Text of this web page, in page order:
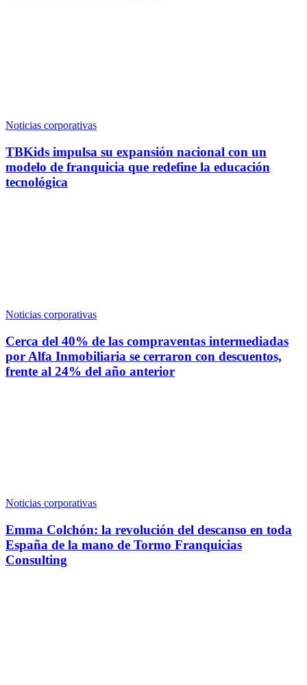
Noticias corporativas
TBKids impulsa su expansión nacional con un
modelo de franquicia que redefine la educación
tecnológica
Noticias corporativas
Cerca del 40% de las compraventas intermediadas
por Alfa Inmobiliaria se cerraron con descuentos,
frente al 24% del año anterior
Noticias corporativas
Emma Colchón: la revolución del descanso en toda
España de la mano de Tormo Franquicias
Consulting